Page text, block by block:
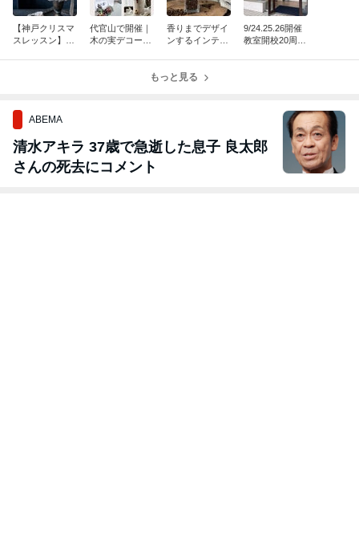
【神戸クリスマ
スレッスン】森
代官山で開催｜
木の実デコール
香りまでデザイ
ンするインテリ
ラーザ店ワーク
9/24.25.26開催
教室開校20周年
もっと見る
ABEMA
清水アキラ 37歳で急逝した息子 良太郎
さんの死去にコメント